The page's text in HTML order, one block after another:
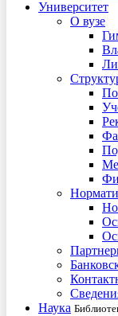
Университет
О вузе
Наука